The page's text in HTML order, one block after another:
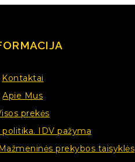
Kontaktai
Apie Mus
prekės
IDV pažyma
prekybos taisyklės